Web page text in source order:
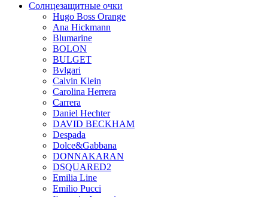
Солнцезащитные очки
Hugo Boss Orange
Ana Hickmann
Blumarine
BOLON
BULGET
Bvlgari
Calvin Klein
Carolina Herrera
Carrera
Daniel Hechter
DAVID BECKHAM
Despada
Dolce&Gabbana
DONNAKARAN
DSQUARED2
Emilia Line
Emilio Pucci